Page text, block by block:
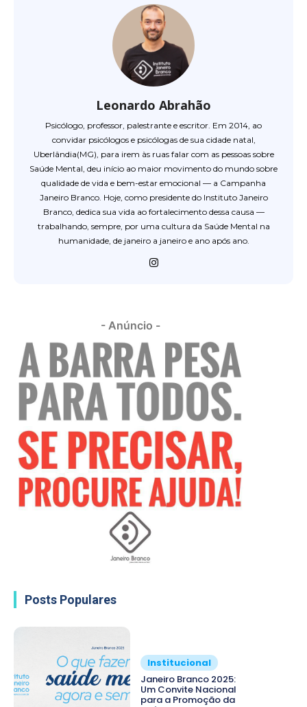
Leonardo Abrahão
Psicólogo, professor, palestrante e escritor. Em 2014, ao
convidar psicólogos e psicólogas de sua cidade natal,
Uberlândia(MG), para irem às ruas falar com as pessoas sobre
Saúde Mental, deu início ao maior movimento do mundo sobre
qualidade de vida e bem-estar emocional — a Campanha
Janeiro Branco. Hoje, como presidente do Instituto Janeiro
Branco, dedica sua vida ao fortalecimento dessa causa —
trabalhando, sempre, por uma cultura da Saúde Mental na
humanidade, de janeiro a janeiro e ano após ano.
- Anúncio -
Posts Populares
Institucional
Janeiro Branco 2025:
Um Convite Nacional
para a Promoção da